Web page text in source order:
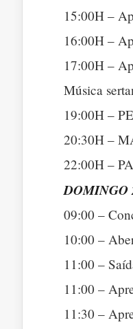
15:00H –
16:00H –
17:00H –
Música
19:00H –
20:30H –
22:00H –
DOMINGO
09:00 –
10:00 –
11:00 –
11:00 –
11:30 –